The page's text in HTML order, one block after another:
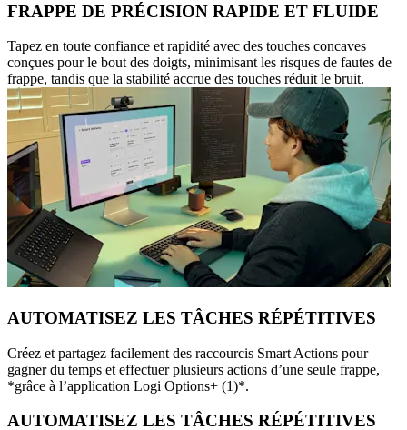
FRAPPE DE PRÉCISION RAPIDE ET FLUIDE
Tapez en toute confiance et rapidité avec des touches concaves
conçues pour le bout des doigts, minimisant les risques de fautes de
frappe, tandis que la stabilité accrue des touches réduit le bruit.
AUTOMATISEZ LES TÂCHES RÉPÉTITIVES
Créez et partagez facilement des raccourcis Smart Actions pour
gagner du temps et effectuer plusieurs actions d’une seule frappe,
*grâce à l’application Logi Options+ (1)*.
AUTOMATISEZ LES TÂCHES RÉPÉTITIVES